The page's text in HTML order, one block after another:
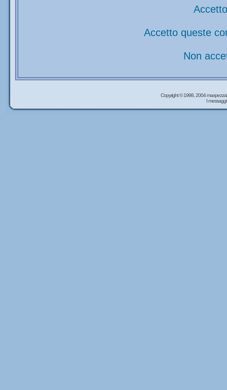
Accetto queste
Non
Copyright © 1998, 2004
I